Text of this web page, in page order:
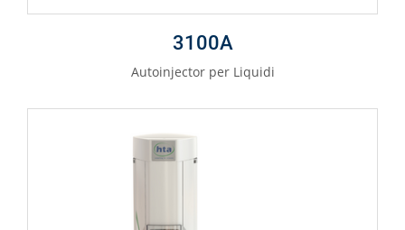
3100A
Autoinjector per Liquidi